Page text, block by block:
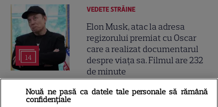
14
VEDETE STRĂINE
Elon Musk, atac la adresa
regizorului premiat cu Oscar
care a realizat documentarul
despre viața sa. Filmul are 232
de minute
VEDETE STRĂINE
Nouă ne pasă ca datele tale personale să rămână
confidențiale